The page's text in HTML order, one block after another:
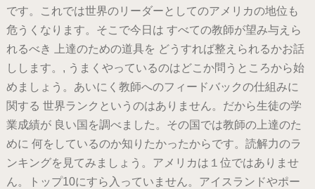
です。これでは世界のリーダーとしてのアメリカの地位も
危うくなります。そこで今日は すべての教師が望み与えら
れるべき 上達のための道具を どうすれば整えられるかお話
しします。, うまくやっているのはどこか問うところから始
めましょう。あいにく教師へのフィードバックの仕組みに
関する 世界ランクというのはありません。だから生徒の学
業成績が 良い国を調べました。その国では教師の上達のた
めに 何をしているのか知りたかったからです。読解力のラ
ンキングを見てみましょう。アメリカは１位ではありませ
ん。トップ10にすら入っていません。アイスランドやポー